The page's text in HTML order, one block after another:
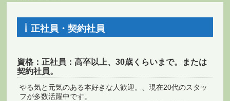
正社員・契約社員
資格：正社員：高卒以上、30歳くらいまで。または
契約社員。
やる気と元気のある本好きな人歓迎。、現在20代のスタッ
フが多数活躍中です。